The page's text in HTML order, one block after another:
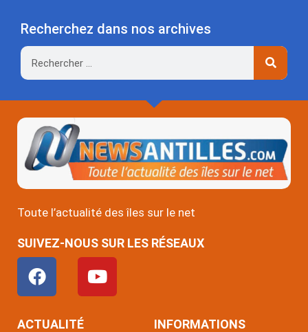
Recherchez dans nos archives
Rechercher
Toute l’actualité des îles sur le net
SUIVEZ-NOUS SUR LES RÉSEAUX
F
a
c
e
Y
o
u
ACTUALITÉ INFORMATIONS